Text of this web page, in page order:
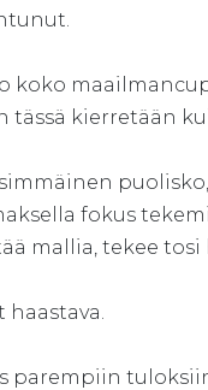
koko
tässä kierretään
fokus
mallia, tekee tosi
parempiin